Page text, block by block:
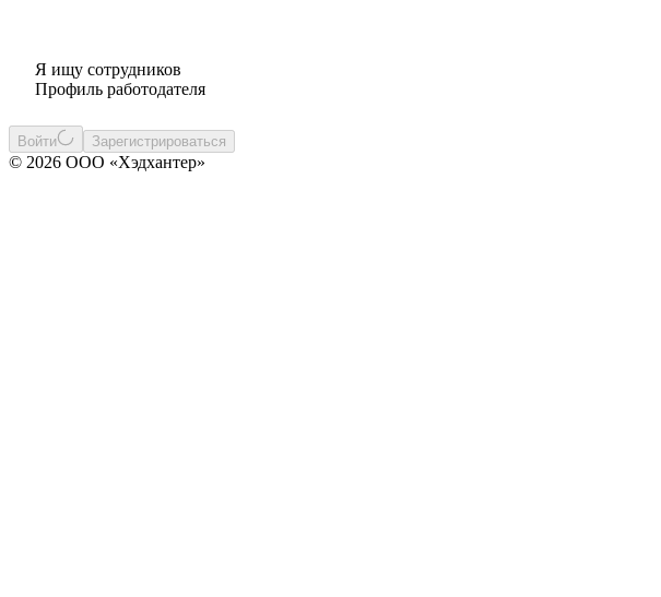
Я ищу сотрудников
Профиль работодателя
Войти Зарегистрироваться
© 2026 ООО «Хэдхантер»